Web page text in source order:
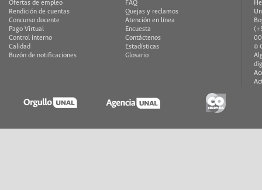
Ofertas de empleo
Rendición de cuentas
Concurso docente
Pago Virtual
Control interno
Calidad
Buzón de notificaciones
FAQ
Quejas y reclamos
Atención en línea
Encuesta
Contáctenos
Estadísticas
Glosario
©